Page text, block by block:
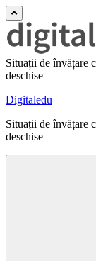
Situații de învățare
deschise
Digitaledu
Situații de învățare
deschise